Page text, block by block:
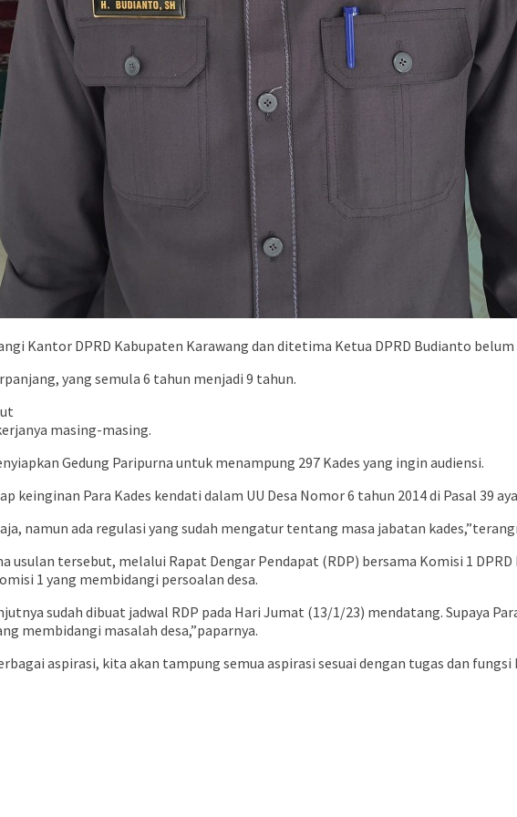
Kantor DPRD Kabupaten Karawang dan ditetima Ketua DPRD Budianto
yang semula 6 tahun menjadi 9 tahun.
masing-masing.
Gedung Paripurna untuk menampung 297 Kades yang ingin audiensi.
Para Kades kendati dalam UU Desa Nomor 6 tahun 2014 di Pasal 39
namun ada regulasi yang sudah mengatur tentang masa jabatan
tersebut, melalui Rapat Dengar Pendapat (RDP) bersama Komisi 1
1 yang membidangi persoalan desa.
sudah dibuat jadwal RDP pada Hari Jumat (13/1/23) mendatang. Supaya
membidangi masalah desa,”paparnya.
aspirasi, kita akan tampung semua aspirasi sesuai dengan tugas dan fungsi